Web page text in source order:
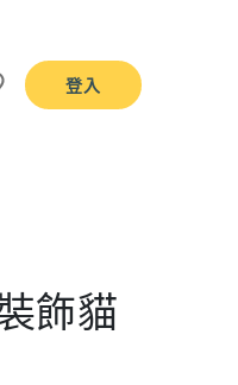
登入
飾貓